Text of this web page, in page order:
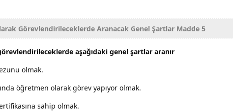
Görevlendirileceklerde Aranacak Genel Şartlar Madde 5
aşağıdaki genel şartlar aranır
olmak.
öğretmen olarak görev yapıyor olmak.
sahip olmak.